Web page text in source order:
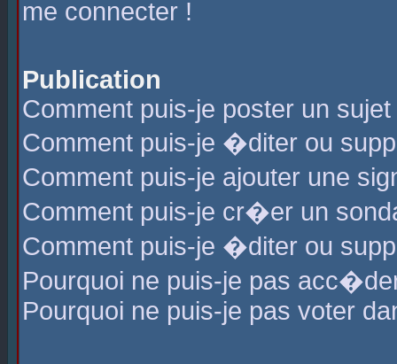
me connecter !
Publication
Comment puis-je poster un
Comment puis-je �diter ou
Comment puis-je ajouter une
Comment puis-je cr�er un
Comment puis-je �diter ou
Pourquoi ne puis-je pas
Pourquoi ne puis-je pas voter